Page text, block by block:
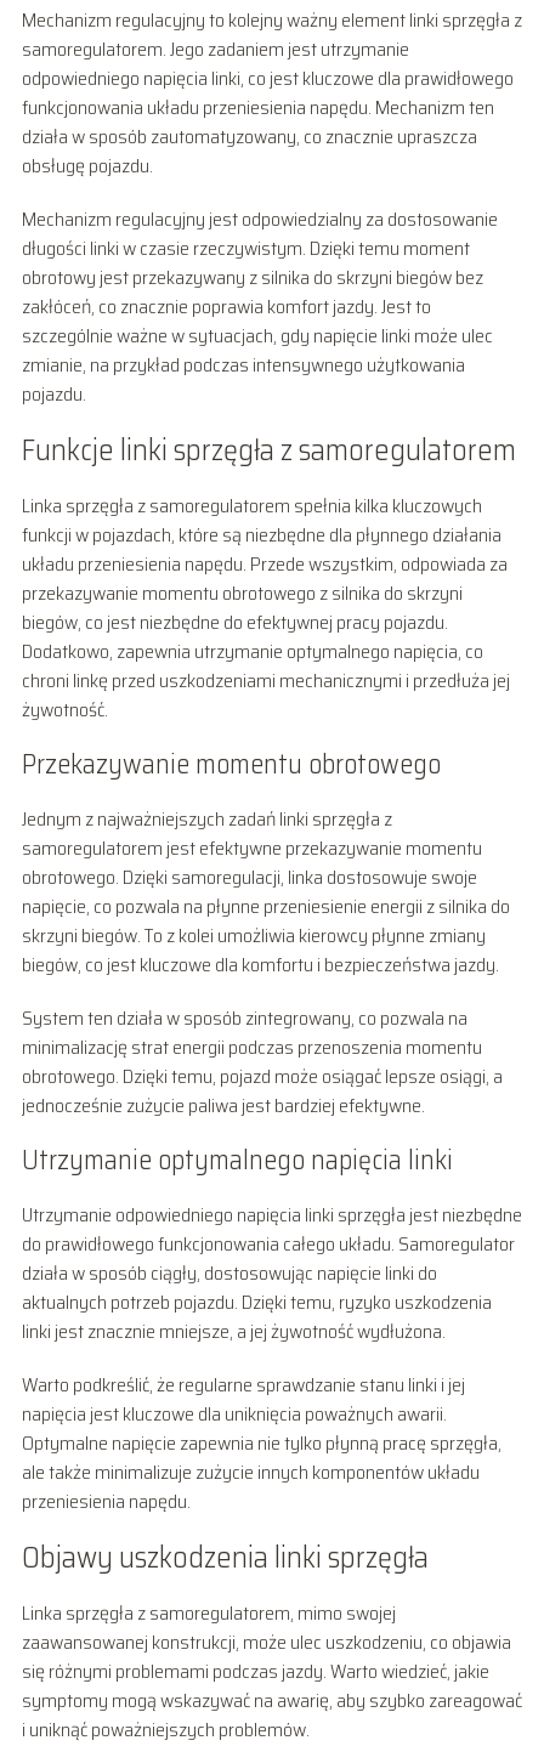
Mechanizm regulacyjny to kolejny ważny element linki sprzęgła z
samoregulatorem. Jego zadaniem jest utrzymanie
odpowiedniego napięcia linki, co jest kluczowe dla prawidłowego
funkcjonowania układu przeniesienia napędu. Mechanizm ten
działa w sposób zautomatyzowany, co znacznie upraszcza
obsługę pojazdu.
Mechanizm regulacyjny jest odpowiedzialny za dostosowanie
długości linki w czasie rzeczywistym. Dzięki temu moment
obrotowy jest przekazywany z silnika do skrzyni biegów bez
zakłóceń, co znacznie poprawia komfort jazdy. Jest to
szczególnie ważne w sytuacjach, gdy napięcie linki może ulec
zmianie, na przykład podczas intensywnego użytkowania
pojazdu.
Funkcje linki sprzęgła z samoregulatorem
Linka sprzęgła z samoregulatorem spełnia kilka kluczowych
funkcji w pojazdach, które są niezbędne dla płynnego działania
układu przeniesienia napędu. Przede wszystkim, odpowiada za
przekazywanie momentu obrotowego z silnika do skrzyni
biegów, co jest niezbędne do efektywnej pracy pojazdu.
Dodatkowo, zapewnia utrzymanie optymalnego napięcia, co
chroni linkę przed uszkodzeniami mechanicznymi i przedłuża jej
żywotność.
Przekazywanie momentu obrotowego
Jednym z najważniejszych zadań linki sprzęgła z
samoregulatorem jest efektywne przekazywanie momentu
obrotowego. Dzięki samoregulacji, linka dostosowuje swoje
napięcie, co pozwala na płynne przeniesienie energii z silnika do
skrzyni biegów. To z kolei umożliwia kierowcy płynne zmiany
biegów, co jest kluczowe dla komfortu i bezpieczeństwa jazdy.
System ten działa w sposób zintegrowany, co pozwala na
minimalizację strat energii podczas przenoszenia momentu
obrotowego. Dzięki temu, pojazd może osiągać lepsze osiągi, a
jednocześnie zużycie paliwa jest bardziej efektywne.
Utrzymanie optymalnego napięcia linki
Utrzymanie odpowiedniego napięcia linki sprzęgła jest niezbędne
do prawidłowego funkcjonowania całego układu. Samoregulator
działa w sposób ciągły, dostosowując napięcie linki do
aktualnych potrzeb pojazdu. Dzięki temu, ryzyko uszkodzenia
linki jest znacznie mniejsze, a jej żywotność wydłużona.
Warto podkreślić, że regularne sprawdzanie stanu linki i jej
napięcia jest kluczowe dla uniknięcia poważnych awarii.
Optymalne napięcie zapewnia nie tylko płynną pracę sprzęgła,
ale także minimalizuje zużycie innych komponentów układu
przeniesienia napędu.
Objawy uszkodzenia linki sprzęgła
Linka sprzęgła z samoregulatorem, mimo swojej
zaawansowanej konstrukcji, może ulec uszkodzeniu, co objawia
się różnymi problemami podczas jazdy. Warto wiedzieć, jakie
symptomy mogą wskazywać na awarię, aby szybko zareagować
i uniknąć poważniejszych problemów.